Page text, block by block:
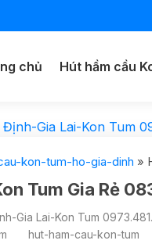
chủ Hút hầm cầu
Gia Lai-Kon Tum
kon-tum-ho-gia-dinh »
Tum Gia Rẻ
Gia Lai-Kon Tum
hut-ham-cau-kon-tum